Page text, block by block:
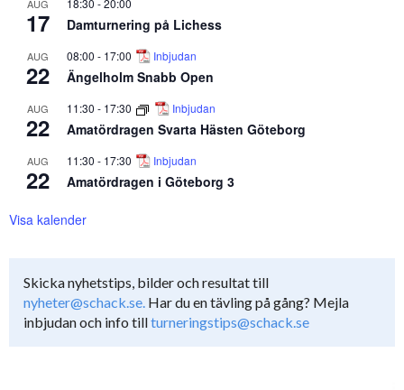
AUG
17
18:30 -20:00
Damturnering på Lichess
AUG
22
08:00 - 17:00 Inbjudan
Ängelholm Snabb Open
AUG
22
11:30 - 17:30 Inbjudan
Amatördragen Svarta Hästen Göteborg
AUG
22
11:30 - 17:30 Inbjudan
Amatördragen i Göteborg 3
Visa kalender
Skicka nyhetstips, bilder och resultat till
nyheter@schack.se. Har du en tävling på gång? Mejla
inbjudan och info tillturneringstips@schack.se